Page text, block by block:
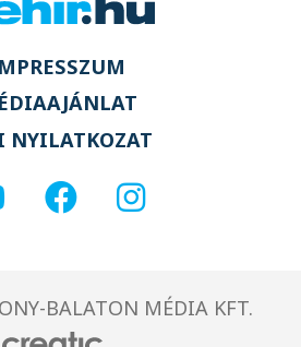
NYILATKOZAT
BALATON MÉDIA KFT.